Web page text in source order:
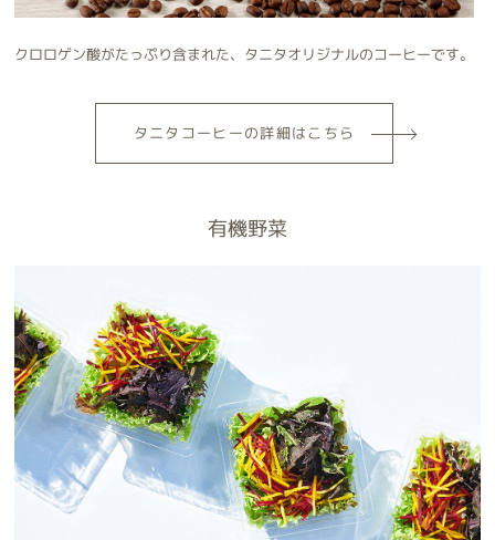
クロロゲン酸がたっぷり含まれた、タニタオリジナルのコーヒーです。
タニタコーヒーの詳細はこちら
有機野菜